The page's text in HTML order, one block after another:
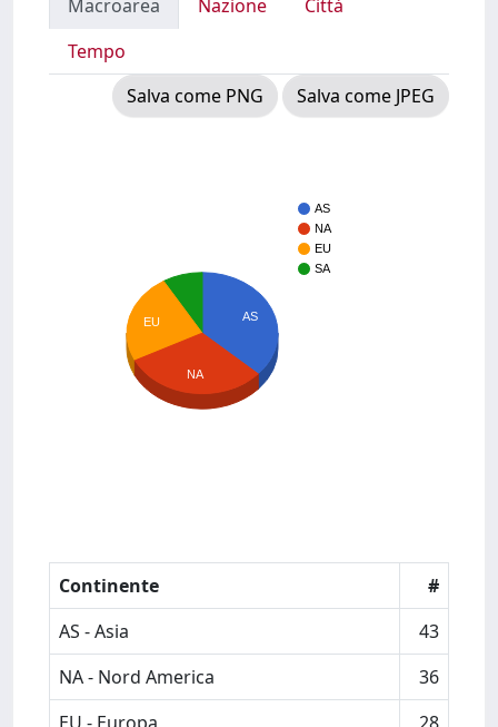
Macroarea Nazione
Città
Tempo
Salva come PNG
Salva come JPEG
AS
NA
EU
SA
AS
EU
NA
Continente
#
AS - Asia
43
NA - Nord America
36